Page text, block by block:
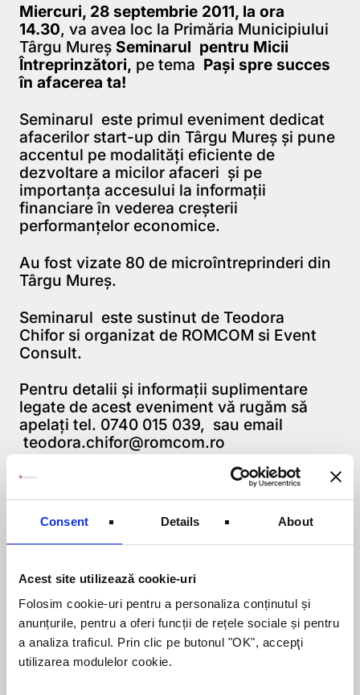
Consent Details About
Acest site utilizează cookie-uri
Folosim cookie-uri pentru a personaliza conținutul și
anunțurile, pentru a oferi funcții de rețele sociale și pentru
a analiza traficul. Prin clic pe butonul "OK", accepţi
utilizarea modulelor cookie.
Miercuri, 28 septembrie 2011, la ora
14.30, va avea loc la Primăria Municipiului
Târgu Mureş Seminarul pentru Micii
Întreprinzători, pe tema Paşi spre succes
în afacerea ta!
Seminarul este primul eveniment dedicat
afacerilor start-up din Târgu Mureş şi pune
accentul pe modalităţi eficiente de
dezvoltare a micilor afaceri şi pe
importanţa accesului la informaţii
financiare în vederea creşterii
performanţelor economice.
Au fost vizate 80 de microîntreprinderi din
Târgu Mureş.
Seminarul este sustinut de Teodora
Chifor si organizat de ROMCOM si Event
Consult.
Pentru detalii şi informaţii suplimentare
legate de acest eveniment vă rugăm să
apelaţi tel. 0740 015 039, sau email
teodora.chifor@romcom.ro
Despre autor:
adipiscing elit. Nam sed posuere libero.
Curabitur sagittis, felis ut porta tristique,
enim risus dictum felis, eget scelerisque
arcu turpis id sapien.